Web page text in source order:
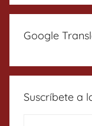
Google
Suscríbete a